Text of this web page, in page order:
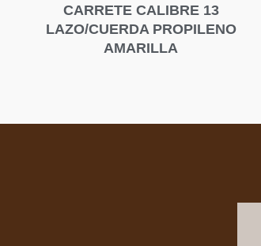
CARRETE CALIBRE 13
LAZO/CUERDA PROPILENO
AMARILLA